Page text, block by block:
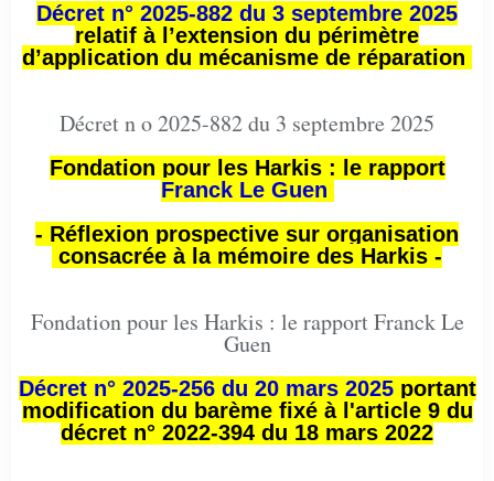
Décret n° 2025-882 du 3 septembre 2025
relatif à l’extension du périmètre
d’application du mécanisme de réparation
Décret n o 2025-882 du 3 septembre 2025
Fondation pour les Harkis : le rapport
Franck Le Guen
- Réflexion prospective sur organisation
consacrée à la mémoire des Harkis -
Fondation pour les Harkis : le rapport Franck Le
Guen
Décret n° 2025-256 du 20 mars 2025portant
modification du barème fixé à l'article 9 du
décret n° 2022-394 du 18 mars 2022